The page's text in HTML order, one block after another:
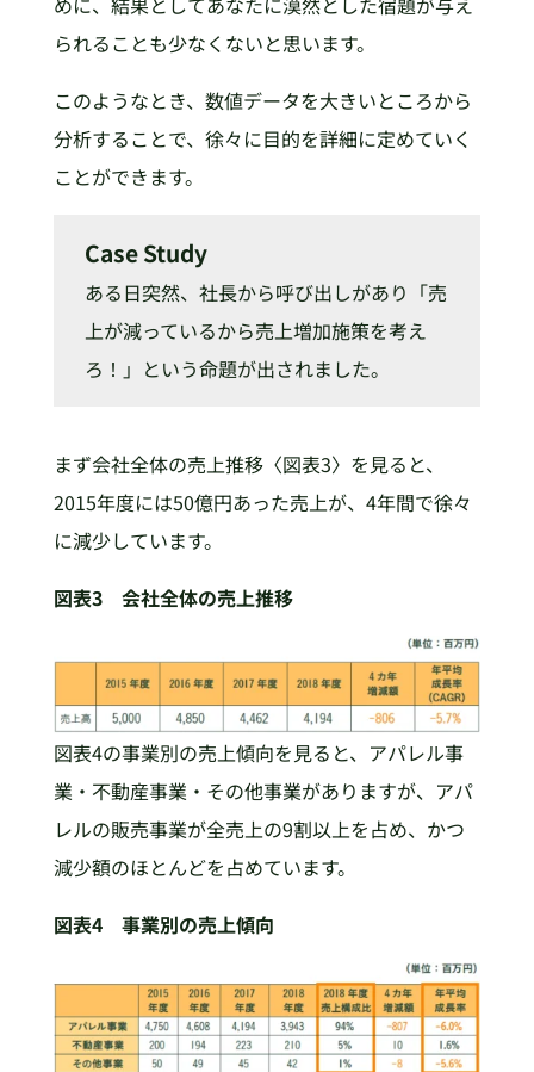
られることも少なくないと思います。
このようなとき、数値データを大きいところから
分析することで、徐々に目的を詳細に定めていく
ことができます。
Case Study
ある日突然、社長から呼び出しがあり「売
上が減っているから売上増加施策を考え
ろ！」という命題が出されました。
まず会社全体の売上推移〈図表3〉を見ると、
2015年度には50億円あった売上が、4年間で徐々
に減少しています。
図表3 会社全体の売上推移
図表4の事業別の売上傾向を見ると、アパレル事
業・不動産事業・その他事業がありますが、アパ
レルの販売事業が全売上の9割以上を占め、かつ
減少額のほとんどを占めています。
図表4 事業別の売上傾向